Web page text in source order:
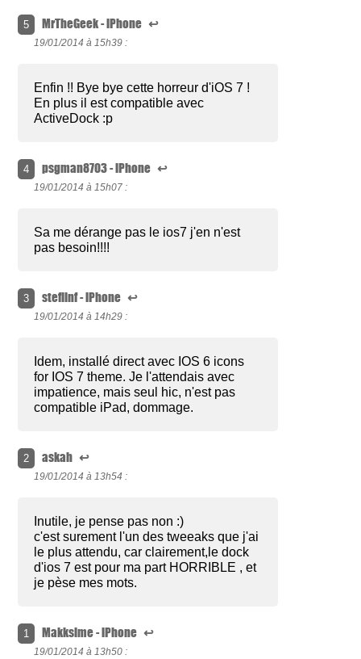
5 MrTheGeek - iPhone ↩
19/01/2014 à 15h39 :
Enfin !! Bye bye cette horreur d'iOS 7 !
En plus il est compatible avec
ActiveDock :p
4 psgman8703 - iPhone ↩
19/01/2014 à 15h07 :
Sa me dérange pas le ios7 j'en n'est
pas besoin!!!!
3 steflinf - iPhone ↩
19/01/2014 à 14h29 :
Idem, installé direct avec IOS 6 icons
for IOS 7 theme. Je l'attendais avec
impatience, mais seul hic, n'est pas
compatible iPad, dommage.
2 askah ↩
19/01/2014 à 13h54 :
Inutile, je pense pas non :)
c'est surement l'un des tweeaks que j'ai
le plus attendu, car clairement,le dock
d'ios 7 est pour ma part HORRIBLE , et
je pèse mes mots.
1 Makksime - iPhone ↩
19/01/2014 à 13h50 :